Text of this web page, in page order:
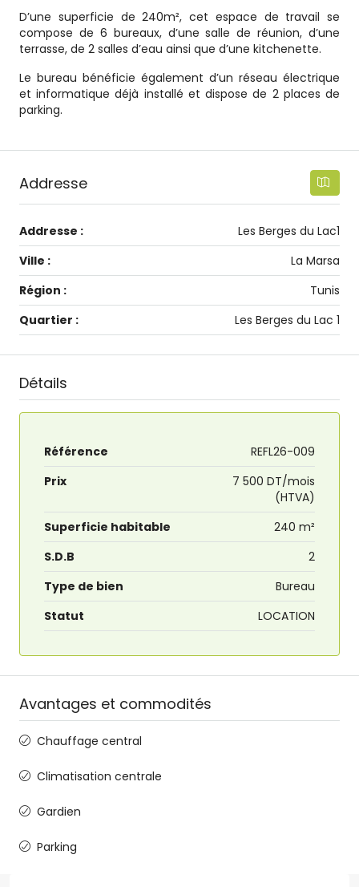
D’une superficie de 240m², cet espace de travail se
compose de 6 bureaux, d’une salle de réunion, d’une
terrasse, de 2 salles d’eau ainsi que d’une kitchenette.
Le bureau bénéficie également d’un réseau électrique
et informatique déjà installé et dispose de 2 places de
parking.
Addresse
Addresse :
Les Berges du Lac1
Ville :
La Marsa
Région :
Tunis
Quartier :
Les Berges du Lac 1
Détails
Référence
REFL26-009
Prix
7 500 DT/mois
(HTVA)
Superficie habitable
240 m²
S.D.B
2
Type de bien
Bureau
Statut
LOCATION
Avantages et commodités
Chauffage central
Climatisation centrale
Gardien
Parking